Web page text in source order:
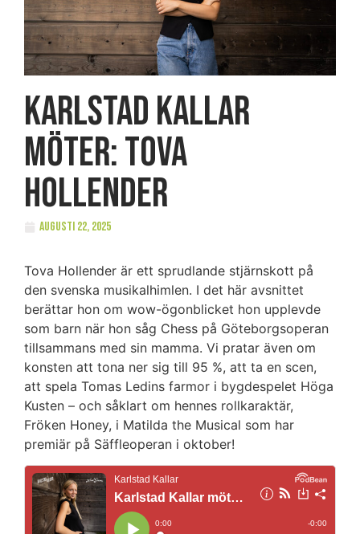
Karlstad Kallar
möter: Tova
Hollender
augusti 22, 2025
Tova Hollender är ett sprudlande stjärnskott på
den svenska musikalhimlen. I det här avsnittet
berättar hon om wow-ögonblicket hon upplevde
som barn när hon såg Chess på Göteborgsoperan
tillsammans med sin mamma. Vi pratar även om
konsten att tona ner sig till 95 %, att ta en scen,
att spela Tomas Ledins farmor i bygdespelet Höga
Kusten – och såklart om hennes rollkaraktär,
Fröken Honey, i Matilda the Musical som har
premiär på Säffleoperan i oktober!